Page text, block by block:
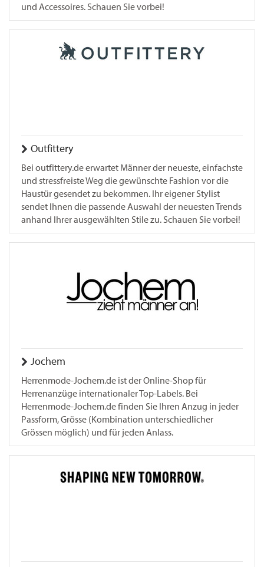
und Accessoires. Schauen Sie vorbei!
Outfittery
Bei outfittery.de erwartet Männer der neueste, einfachste
und stressfreiste Weg die gewünschte Fashion vor die
Haustür gesendet zu bekommen. Ihr eigener Stylist
sendet Ihnen die passende Auswahl der neuesten Trends
anhand Ihrer ausgewählten Stile zu. Schauen Sie vorbei!
Jochem
Herrenmode-Jochem.de ist der Online-Shop für
Herrenanzüge internationaler Top-Labels. Bei
Herrenmode-Jochem.de finden Sie Ihren Anzug in jeder
Passform, Grösse (Kombination unterschiedlicher
Grössen möglich) und für jeden Anlass.